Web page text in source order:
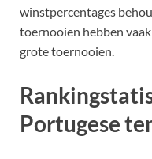
winstpercentages
toernooien hebben
grote toernooien.
Portugese